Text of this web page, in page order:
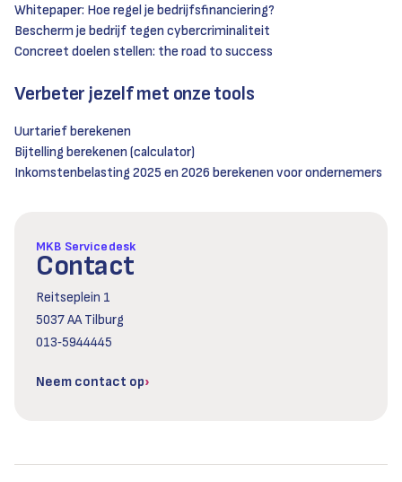
Whitepaper: Hoe regel je bedrijfsfinanciering?
Bescherm je bedrijf tegen cybercriminaliteit
Concreet doelen stellen: the road to success
Verbeter jezelf met onze tools
Uurtarief berekenen
Bijtelling berekenen (calculator)
Inkomstenbelasting 2025 en 2026 berekenen voor ondernemers
MKB Servicedesk
Contact
Reitseplein 1
5037 AA Tilburg
013‑5944445
Neem contact op